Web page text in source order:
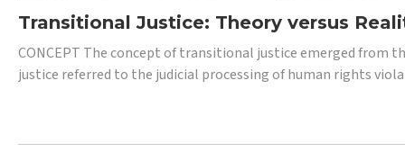
Transitional Justice: Theory versus
CONCEPT The concept of transitional justice emerged
justice referred to the judicial processing of human rights